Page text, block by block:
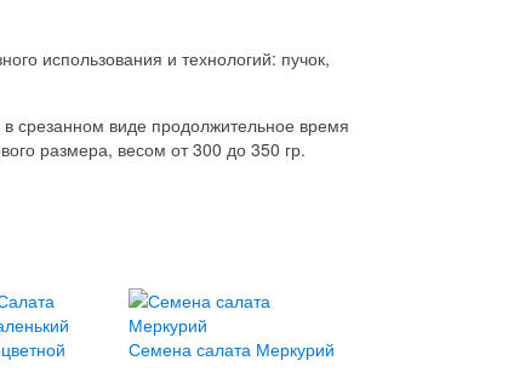
использования и технологий: пучок,
срезанном виде продолжительное время
размера, весом от 300 до 350 гр.
Семена салата Меркурий